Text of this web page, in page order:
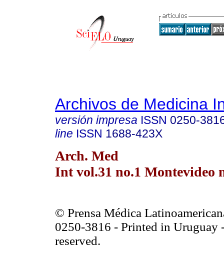
Archivos de Medicina
versión impresa ISSN 0250-
line ISSN 1688-423X
Arch. Med
Int vol.31 no.1 Montevideo
© Prensa Médica
0250-3816 - Printed in Uruguay
reserved.